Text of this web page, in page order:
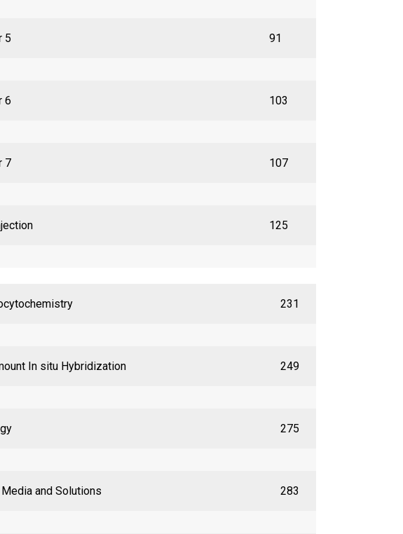
5 91
6 103
7 107
125
231
In situ Hybridization 249
275
and Solutions 283